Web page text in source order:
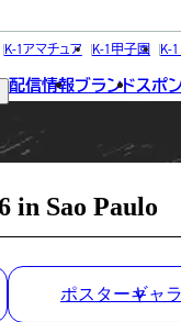
K-1アマチュア K-1甲子園 K-
配信情報ブランドスポ
in Sao Paulo
ポスターギャ